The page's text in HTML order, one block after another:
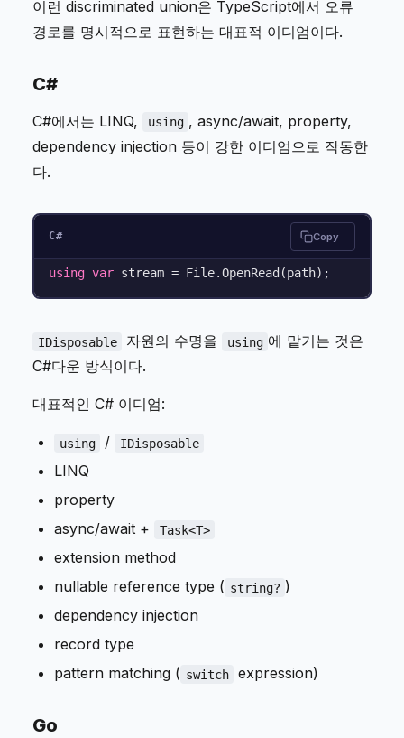
이런 discriminated union은 TypeScript에서 오류
경로를 명시적으로 표현하는 대표적 이디엄이다.
C#
C#에서는 LINQ, using , async/await, property,
dependency injection 등이 강한 이디엄으로 작동한
다.
C# Copy
using var
IDisposable 자원의 수명을 using 에 맡기는 것은
C#다운 방식이다.
대표적인 C# 이디엄:
using / IDisposable
LINQ
property
async/await +
Task<T>
extension method
nullable reference type ( string? )
dependency injection
record type
pattern matching ( switch expression)
Go